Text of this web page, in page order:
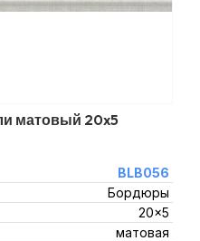
матовый 20x5
BLB056
Бордюры
20x5
матовая